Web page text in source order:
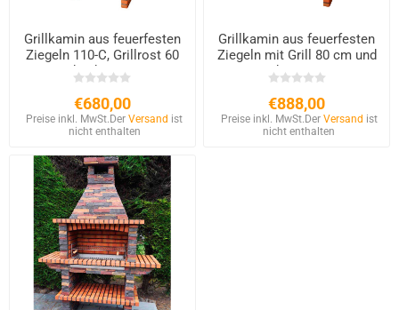
Grillkamin aus feuerfesten
Ziegeln 110-C, Grillrost 60
und Schornstein
€680,00
Preise inkl. MwSt.DerVersand ist
nicht enthalten
Grillkamin aus feuerfesten
Ziegeln mit Grill 80 cm und
Schornstein
€888,00
Preise inkl. MwSt.Der Versand ist
nicht enthalten